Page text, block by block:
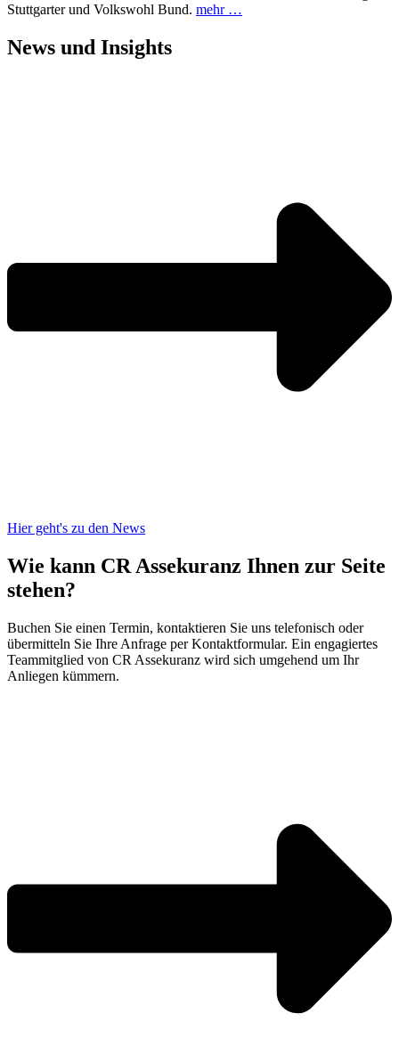
Stuttgarter und Volkswohl Bund. mehr …
News und Insights
Hier geht's zu den News
Wie kann CR Assekuranz Ihnen zur Seite
stehen?
Buchen Sie einen Termin, kontaktieren Sie uns telefonisch oder
übermitteln Sie Ihre Anfrage per Kontaktformular. Ein engagiertes
Teammitglied von CR Assekuranz wird sich umgehend um Ihr
Anliegen kümmern.